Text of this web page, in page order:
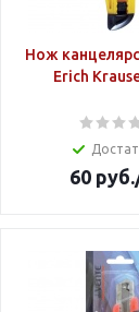
Нож
Erich
60руб.